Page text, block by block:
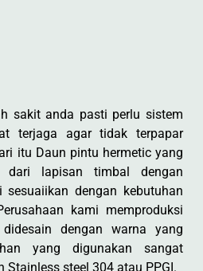
sakit anda pasti perlu sistem
terjaga agar tidak terpapar
itu Daun pintu hermetic yang
dari lapisan timbal dengan
dengan kebutuhan
kami memproduksi
dengan warna yang
yang digunakan sangat
Stainless steel 304 atau PPGI.